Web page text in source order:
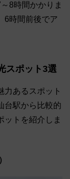
8時間かかりま
6時間前後でア
スポット3選
力あるスポット
台駅から比較的
ットを紹介しま